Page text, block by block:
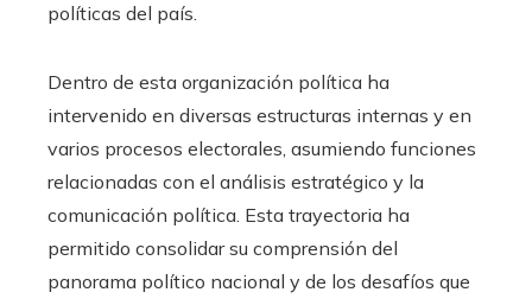
políticas del país.
Dentro de esta organización política ha
intervenido en diversas estructuras internas y en
varios procesos electorales, asumiendo funciones
relacionadas con el análisis estratégico y la
comunicación política. Esta trayectoria ha
permitido consolidar su comprensión del
panorama político nacional y de los desafíos que